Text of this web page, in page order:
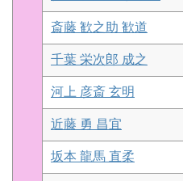
斎藤 歓之助 歓道
千葉 栄次郎 成之
河上 彦斎 玄明
近藤 勇 昌宜
坂本 龍馬 直柔